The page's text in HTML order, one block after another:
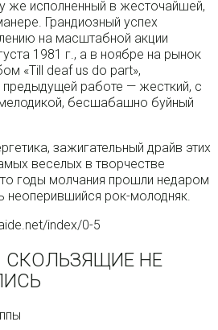
же исполненный в жесточайшей,
Грандиозный успех
на масштабной акции
1981 г., а в ноябре на рынок
«Till deaf us do part»,
предыдущей работе — жесткий, с
бесшабашно буйный
зажигательный драйв этих
веселых в творчестве
годы молчания прошли недаром
неоперившийся рок-молодняк.
index/0-5
СКОЛЬЗЯЩИЕ НЕ